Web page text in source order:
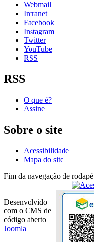
Webmail
Intranet
Facebook
Instagram
Twitter
YouTube
RSS
RSS
O que é?
Assine
Sobre o site
Acessibilidade
Mapa do site
Fim da navegação de rodapé
Desenvolvido
com o CMS de
código aberto
Joomla